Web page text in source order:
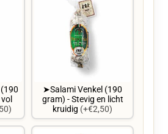
➤Salami Venkel (190
gram) - Stevig en licht
kruidig (+€2,50)